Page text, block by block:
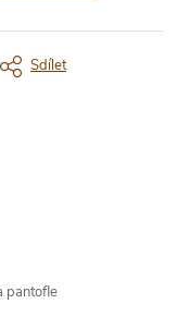
Sdílet
pantofle